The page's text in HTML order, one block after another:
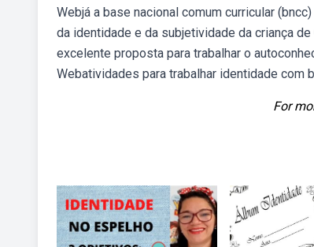
Webjá a base nacional comum curricular
da identidade e da subjetividade da criança
excelente proposta para trabalhar o
Webatividades para trabalhar identidade com
For